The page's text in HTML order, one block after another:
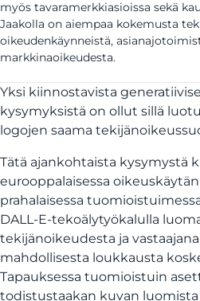
myös tavaramerkkiasioissa sekä
Jaakolla on aiempaa kokemusta
oikeudenkäynneistä,
markkinaoikeudesta.
Yksi kiinnostavista
kysymyksistä on ollut sillä
logojen saama
Tätä ajankohtaista kysymystä
eurooppalaisessa
prahalaisessa
DALL-E-tekoälytyökalulla
tekijänoikeudesta ja
mahdollisesta loukkausta
Tapauksessa tuomioistuin
todistustaakan kuvan